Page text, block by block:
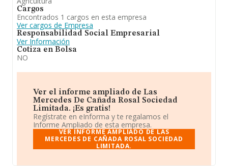
Cargos
Encontrados 1 cargos en esta empresa
Ver cargos de Empresa
Responsabilidad Social Empresarial
Ver Información
Cotiza en Bolsa
NO
Ver el informe ampliado de Las
Mercedes De Cañada Rosal Sociedad
Limitada. ¡Es gratis!
Regístrate en eInforma y te regalamos el
Informe Ampliado de esta empresa.
VER INFORME AMPLIADO DE LAS
MERCEDES DE CAÑADA ROSAL SOCIEDAD
LIMITADA.